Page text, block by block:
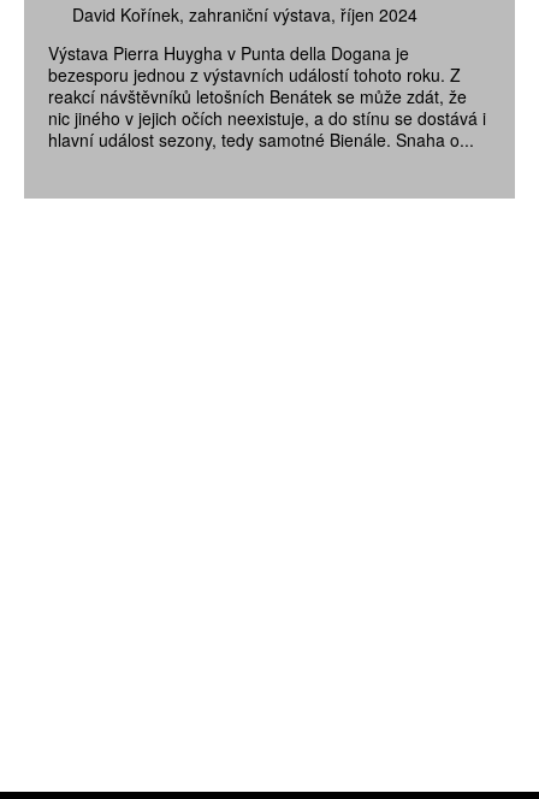
David Kořínek zahraniční výstava říjen 2024
Výstava Pierra Huygha v Punta della Dogana je
bezesporu jednou z výstavních událostí tohoto roku. Z
reakcí návštěvníků letošních Benátek se může zdát, že
nic jiného v jejich očích neexistuje, a do stínu se dostává i
hlavní událost sezony, tedy samotné Bienále. Snaha o...